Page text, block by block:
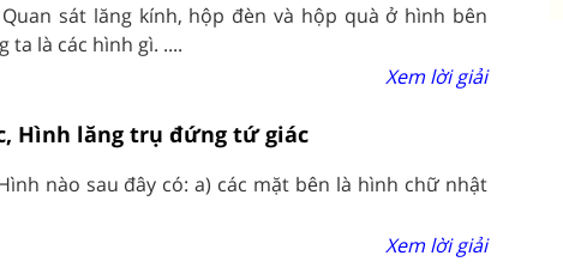
Quan sát lăng kính, hộp đèn và hộp quà ở hình bên
ta là các hình gì. ....
Xem lời giải
Hình lăng trụ đứng tứ giác
nào sau đây có: a) các mặt bên là hình chữ nhật
Xem lời giải